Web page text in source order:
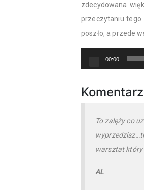
zdecydowana
przeczytaniu tego
poszło, a przede
plików
00:00
To zalęży co
warsztat który
AL